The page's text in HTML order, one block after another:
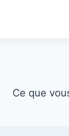
Ce que